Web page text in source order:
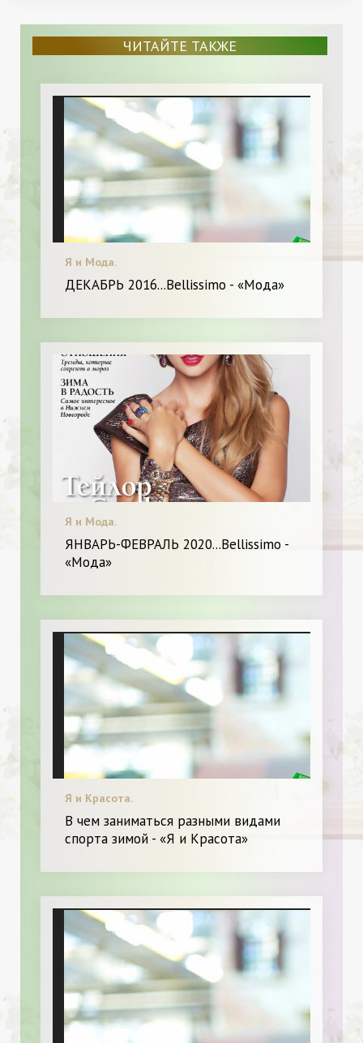
ЧИТАЙТЕ ТАКЖЕ
Я и Мода.
ДЕКАБРЬ 2016...Bellissimo - «Мода»
Я и Мода.
ЯНВАРЬ-ФЕВРАЛЬ 2020...Bellissimo -
«Мода»
Я и Красота.
В чем заниматься разными видами
спорта зимой - «Я и Красота»